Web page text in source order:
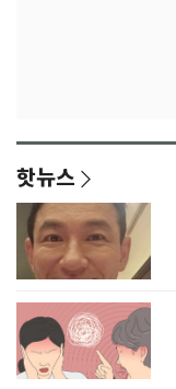
핫뉴스